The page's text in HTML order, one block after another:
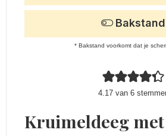
4.17van 6
Bakstand
* Bakstand voorkomt dat je
Kruimeldeeg met